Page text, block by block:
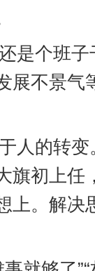
是个班
展不景气
人的转
旗初上任
上。解决